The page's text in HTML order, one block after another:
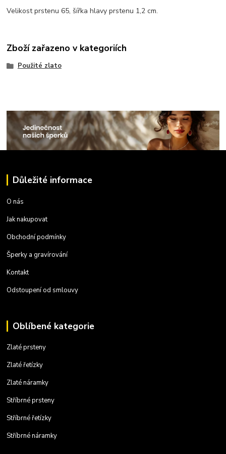
Velikost prstenu 65, šířka hlavy prstenu 1,2 cm.
Zboží zařazeno v kategoriích
Použité zlato
Důležité informace
O nás
Jak nakupovat
Obchodní podmínky
Šperky a gravírování
Kontakt
Odstoupení od smlouvy
Oblíbené kategorie
Zlaté prsteny
Zlaté řetízky
Zlaté náramky
Stříbrné prsteny
Stříbrné řetízky
Stříbrné náramky